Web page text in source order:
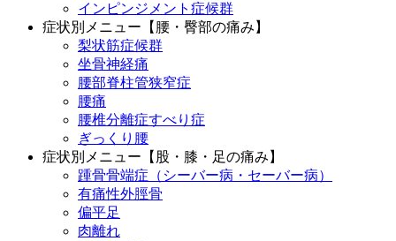
インピンジメント症候群
症状別メニュー【腰・臀部の痛み】
梨状筋症候群
坐骨神経痛
腰部脊柱管狭窄症
腰痛
腰椎分離症すべり症
ぎっくり腰
症状別メニュー【股・膝・足の痛み】
踵骨骨端症（シーバー病・セーバー病）
有痛性外脛骨
偏平足
肉離れ